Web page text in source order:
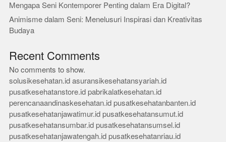
Mengapa Seni Kontemporer Penting dalam Era Digital?
Animisme dalam Seni: Menelusuri Inspirasi dan Kreativitas
Budaya
Recent Comments
No comments to show.
solusikesehatan.id asuransikesehatansyariah.id
pusatkesehatanstore.id pabrikalatkesehatan.id
perencanaandinaskesehatan.id pusatkesehatanbanten.id
pusatkesehatanjawatimur.id pusatkesehatansumut.id
pusatkesehatansumbar.id pusatkesehatansumsel.id
pusatkesehatanjawatengah.id pusatkesehatanriau.id